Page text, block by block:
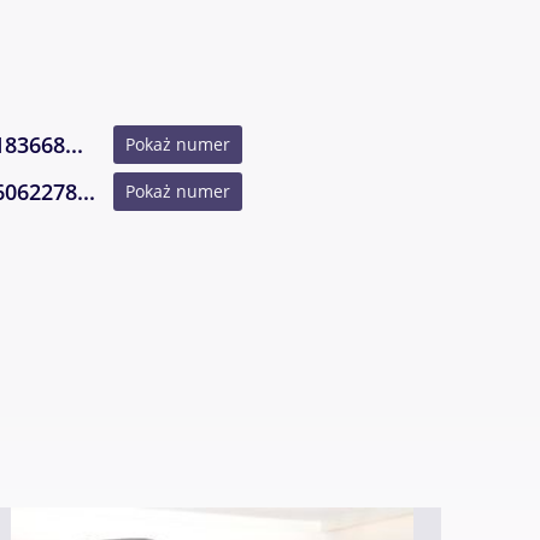
Pokaż numer
Pokaż numer